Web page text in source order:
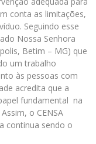
conta as limitações,
Seguindo esse
Nossa Senhora
Betim – MG) que
um trabalho
às pessoas com
acredita que a
fundamental na
o CENSA
continua sendo o